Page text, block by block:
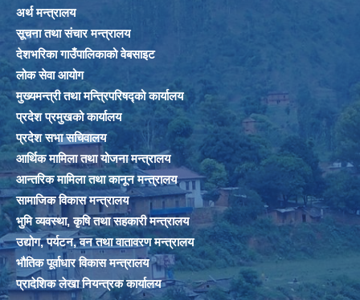
अर्थ मन्त्रालय
सूचना तथा संचार मन्त्रालय
देशभरिका गाउँपालिकाको वेबसाइट
लोक सेवा आयोग
मुख्यमन्त्री तथा मन्त्रिपरिषद्को कार्यालय
प्रदेश प्रमुखको कार्यालय
प्रदेश सभा सचिवालय
आर्थिक मामिला तथा योजना मन्त्रालय
आन्तरिक मामिला तथा कानून मन्त्रालय
सामाजिक विकास मन्त्रालय
भुमि व्यवस्था, कृषि तथा सहकारी मन्त्रालय
उद्योग, पर्यटन, वन तथा वातावरण मन्त्रालय
भौतिक पूर्वाधार विकास मन्त्रालय
प्रादेशिक लेखा नियन्त्रक कार्यालय